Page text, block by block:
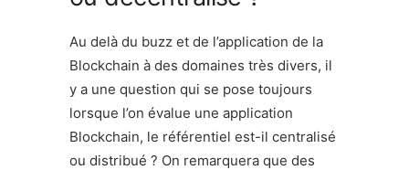
Au delà du buzz et de l’application de la
Blockchain à des domaines très divers, il
y a une question qui se pose toujours
lorsque l’on évalue une application
Blockchain, le référentiel est-il centralisé
ou distribué ? On remarquera que des